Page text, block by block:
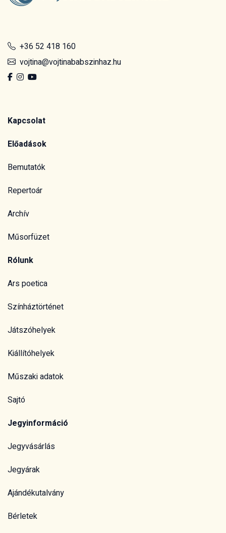
+36 52 418 160
vojtina@vojtinababszinhaz.hu
Kapcsolat
Előadások
Bemutatók
Repertoár
Archív
Műsorfüzet
Rólunk
Ars poetica
Színháztörténet
Játszóhelyek
Kiállítóhelyek
Műszaki adatok
Sajtó
Jegyinformáció
Jegyvásárlás
Jegyárak
Ajándékutalvány
Bérletek